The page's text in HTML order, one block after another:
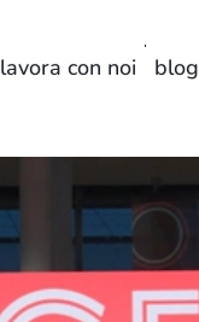
lavora con noi blog